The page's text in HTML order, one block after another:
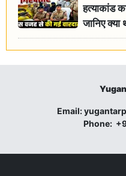
हत्याकांड
जानिए
Email:
Phone: